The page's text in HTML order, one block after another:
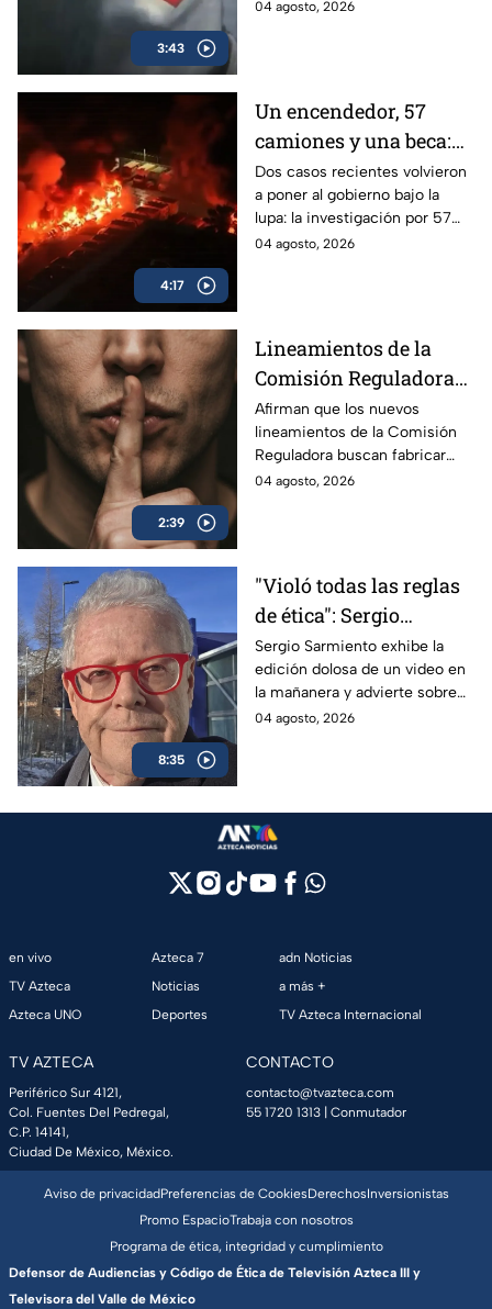
3:43
corrupción en México
críticos, no protegen al
crimen organizado.
04 agosto, 2026
4:17
Un encendedor, 57
camiones y una beca:
las polémicas que
persiguen al gobierno
Dos casos recientes volvieron
a poner al gobierno bajo la
lupa: la investigación por 57
camiones incendiados y la
04 agosto, 2026
2:39
Lineamientos de la
Comisión Reguladora
buscan silenciar a TV
Azteca
Afirman que los nuevos
lineamientos de la Comisión
Reguladora buscan fabricar
autocensura y controlar los
04 agosto, 2026
8:35
"Violó todas las reglas
de ética": Sergio
Sarmiento responde a
la mañanera tras video
editado
Sergio Sarmiento exhibe la
edición dolosa de un video en
la mañanera y advierte sobre
los peligros de la censura
04 agosto, 2026
en vivo
TV Azteca
Azteca UNO
Azteca 7
Noticias
Deportes
adn Noticias
a más +
TV Azteca Internacional
TV AZTECA
Periférico Sur 4121,
Col. Fuentes Del Pedregal,
C.P. 14141,
Ciudad De México, México.
CONTACTO
contacto@tvazteca.com
55 1720 1313 | Conmutador
Aviso de privacidadPreferencias de CookiesDerechosInversionistas
Promo EspacioTrabaja con nosotros
Programa de ética, integridad y cumplimiento
Defensor de Audiencias y Código de Ética de Televisión Azteca III y
Televisora del Valle de México